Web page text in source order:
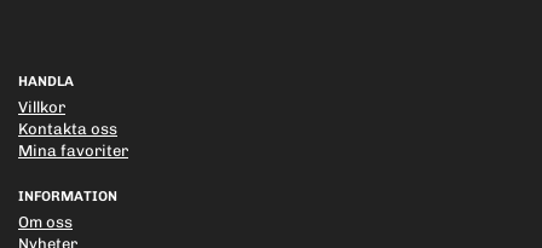
HANDLA
Villkor
Kontakta oss
Mina favoriter
INFORMATION
Om oss
Nyheter